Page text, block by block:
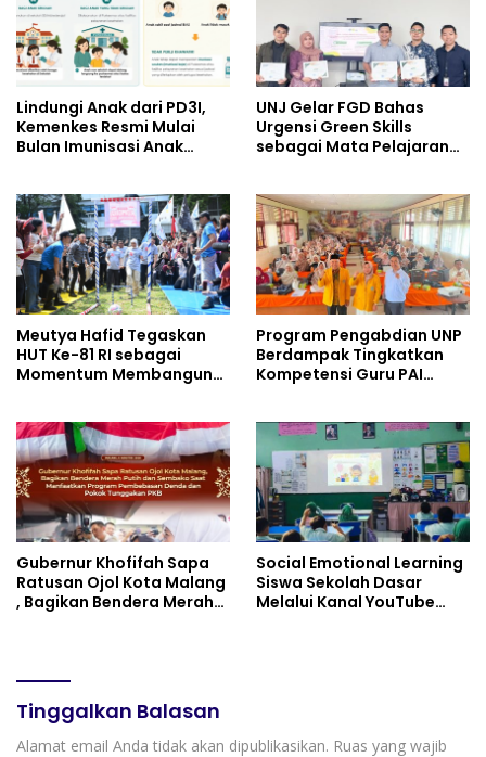
Lindungi Anak dari PD3I,
Kemenkes Resmi Mulai
Bulan Imunisasi Anak
UNJ Gelar FGD Bahas
Urgensi Green Skills
sebagai Mata Pelajaran
Perhotelan, dan UPW
Meutya Hafid Tegaskan
HUT Ke-81 RI sebagai
Momentum Membangun
Program Pengabdian UNP
Berdampak Tingkatkan
Kompetensi Guru PAI
Gubernur Khofifah Sapa
Ratusan Ojol Kota Malang
, Bagikan Bendera Merah
Pokok Tunggakan PKB
Social Emotional Learning
Siswa Sekolah Dasar
Melalui Kanal YouTube
Tinggalkan Balasan
Alamat email Anda tidak akan dipublikasikan. Ruas yang wajib